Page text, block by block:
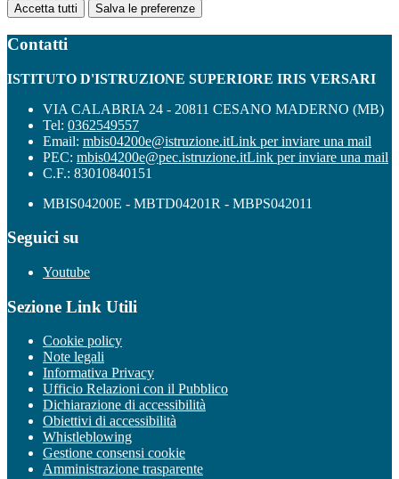
Accetta tutti Salva le preferenze
Contatti
ISTITUTO D'ISTRUZIONE SUPERIORE IRIS VERSARI
VIA CALABRIA 24 - 20811 CESANO MADERNO (MB)
Tel: 0362549557
Email: mbis04200e@istruzione.itLink per inviare una mail
PEC: mbis04200e@pec.istruzione.itLink per inviare una mail
C.F.: 83010840151
MBIS04200E - MBTD04201R - MBPS042011
Seguici su
Youtube
Sezione Link Utili
Cookie policy
Note legali
Informativa Privacy
Ufficio Relazioni con il Pubblico
Dichiarazione di accessibilità
Obiettivi di accessibilità
Whistleblowing
Gestione consensi cookie
Amministrazione trasparente